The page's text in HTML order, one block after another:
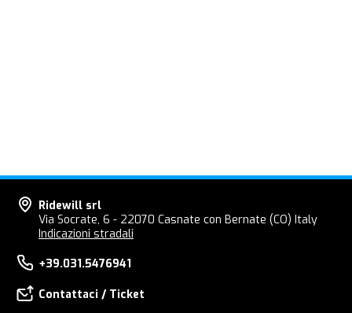
Ridewill srl
Via Socrate, 6 - 22070 Casnate con Bernate (CO) Italy
Indicazioni stradali
+39.031.5476941
Contattaci / Ticket